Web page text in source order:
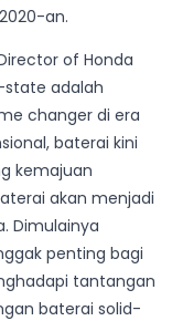
an.
of Honda
state adalah
changer di era
baterai kini
kemajuan
akan menjadi
Dimulainya
penting bagi
tantangan
baterai solid-